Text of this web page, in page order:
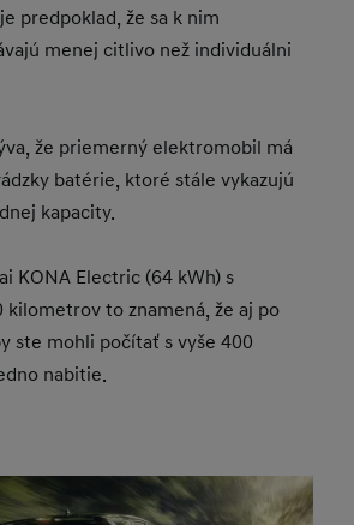
predpoklad, že sa k nim
menej citlivo než individuálni
že priemerný elektromobil má
batérie, ktoré stále vykazujú
kapacity.
KONA Electric (64 kWh) s
kilometrov to znamená, že aj po
ste mohli počítať s vyše 400
nabitie.